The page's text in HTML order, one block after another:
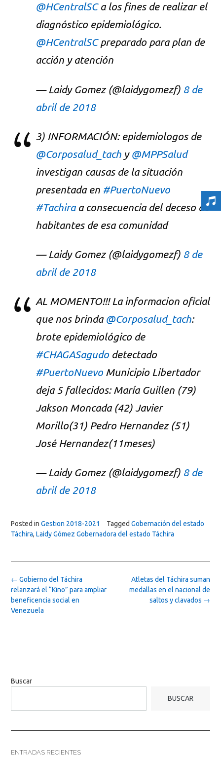
@HCentralSCa los fines de realizar el
diagnóstico epidemiológico.
@HCentralSCpreparado para plan de
acción y atención
— Laidy Gomez (@laidygomezf) 8 de
abril de 2018
3) INFORMACIÓN: epidemiologos de
@Corposalud_tach y @MPPSalud
investigan causas de la situación
presentada en #PuertoNuevo
#Tachiraa consecuencia del deceso de
habitantes de esa comunidad
— Laidy Gomez (@laidygomezf) 8 de
abril de 2018
AL MOMENTO!!! La informacion oficial
que nos brinda @Corposalud_tach:
brote epidemiológico de
#CHAGASagudo detectado
#PuertoNuevo Municipio Libertador
deja 5 fallecidos: María Guillen (79)
Jakson Moncada (42) Javier
Morillo(31) Pedro Hernandez (51)
José Hernandez(11meses)
— Laidy Gomez (@laidygomezf) 8 de
abril de 2018
Posted in Gestion 2018-2021 Tagged Gobernación del estado
Táchira, Laidy Gómez Gobernadora del estado Táchira
Post
navigation
Atletas del Táchira suman
medallas en el nacional de
saltos y clavados →
← Gobierno del Táchira
relanzará el “Kino” para ampliar
beneficencia social en
Venezuela
Buscar
BUSCAR
ENTRADAS RECIENTES